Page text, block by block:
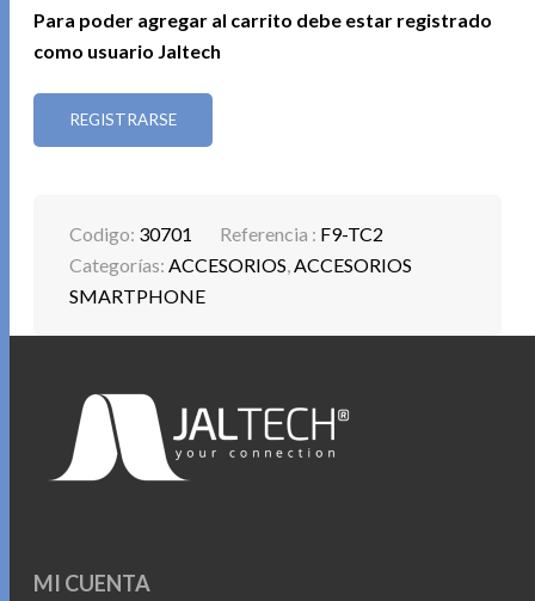
· Distancia de transmisión: Aproximadamente 15-20 m
· Compatible con dispositivos móviles: Smartphones,
Para poder agregar al carrito debe estar registrado
como usuario Jaltech
REGISTRARSE
Codigo: 30701 Referencia : F9-TC2
Categorías:ACCESORIOS,ACCESORIOS
SMARTPHONE
MI CUENTA